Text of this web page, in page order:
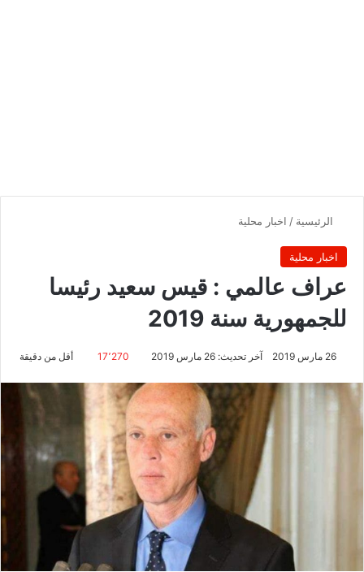
الرئيسية / اخبار محلية
اخبار محلية
عراف عالمي : قيس سعيد رئيسا
للجمهورية سنة 2019
26 مارس 2019 آخر تحديث: 26 مارس 2019 17٬270 أقل من دقيقة